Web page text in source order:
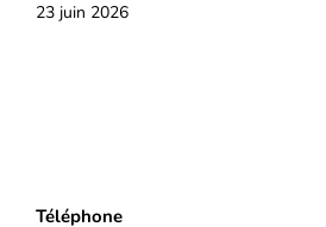
23 juin 2026
Téléphone